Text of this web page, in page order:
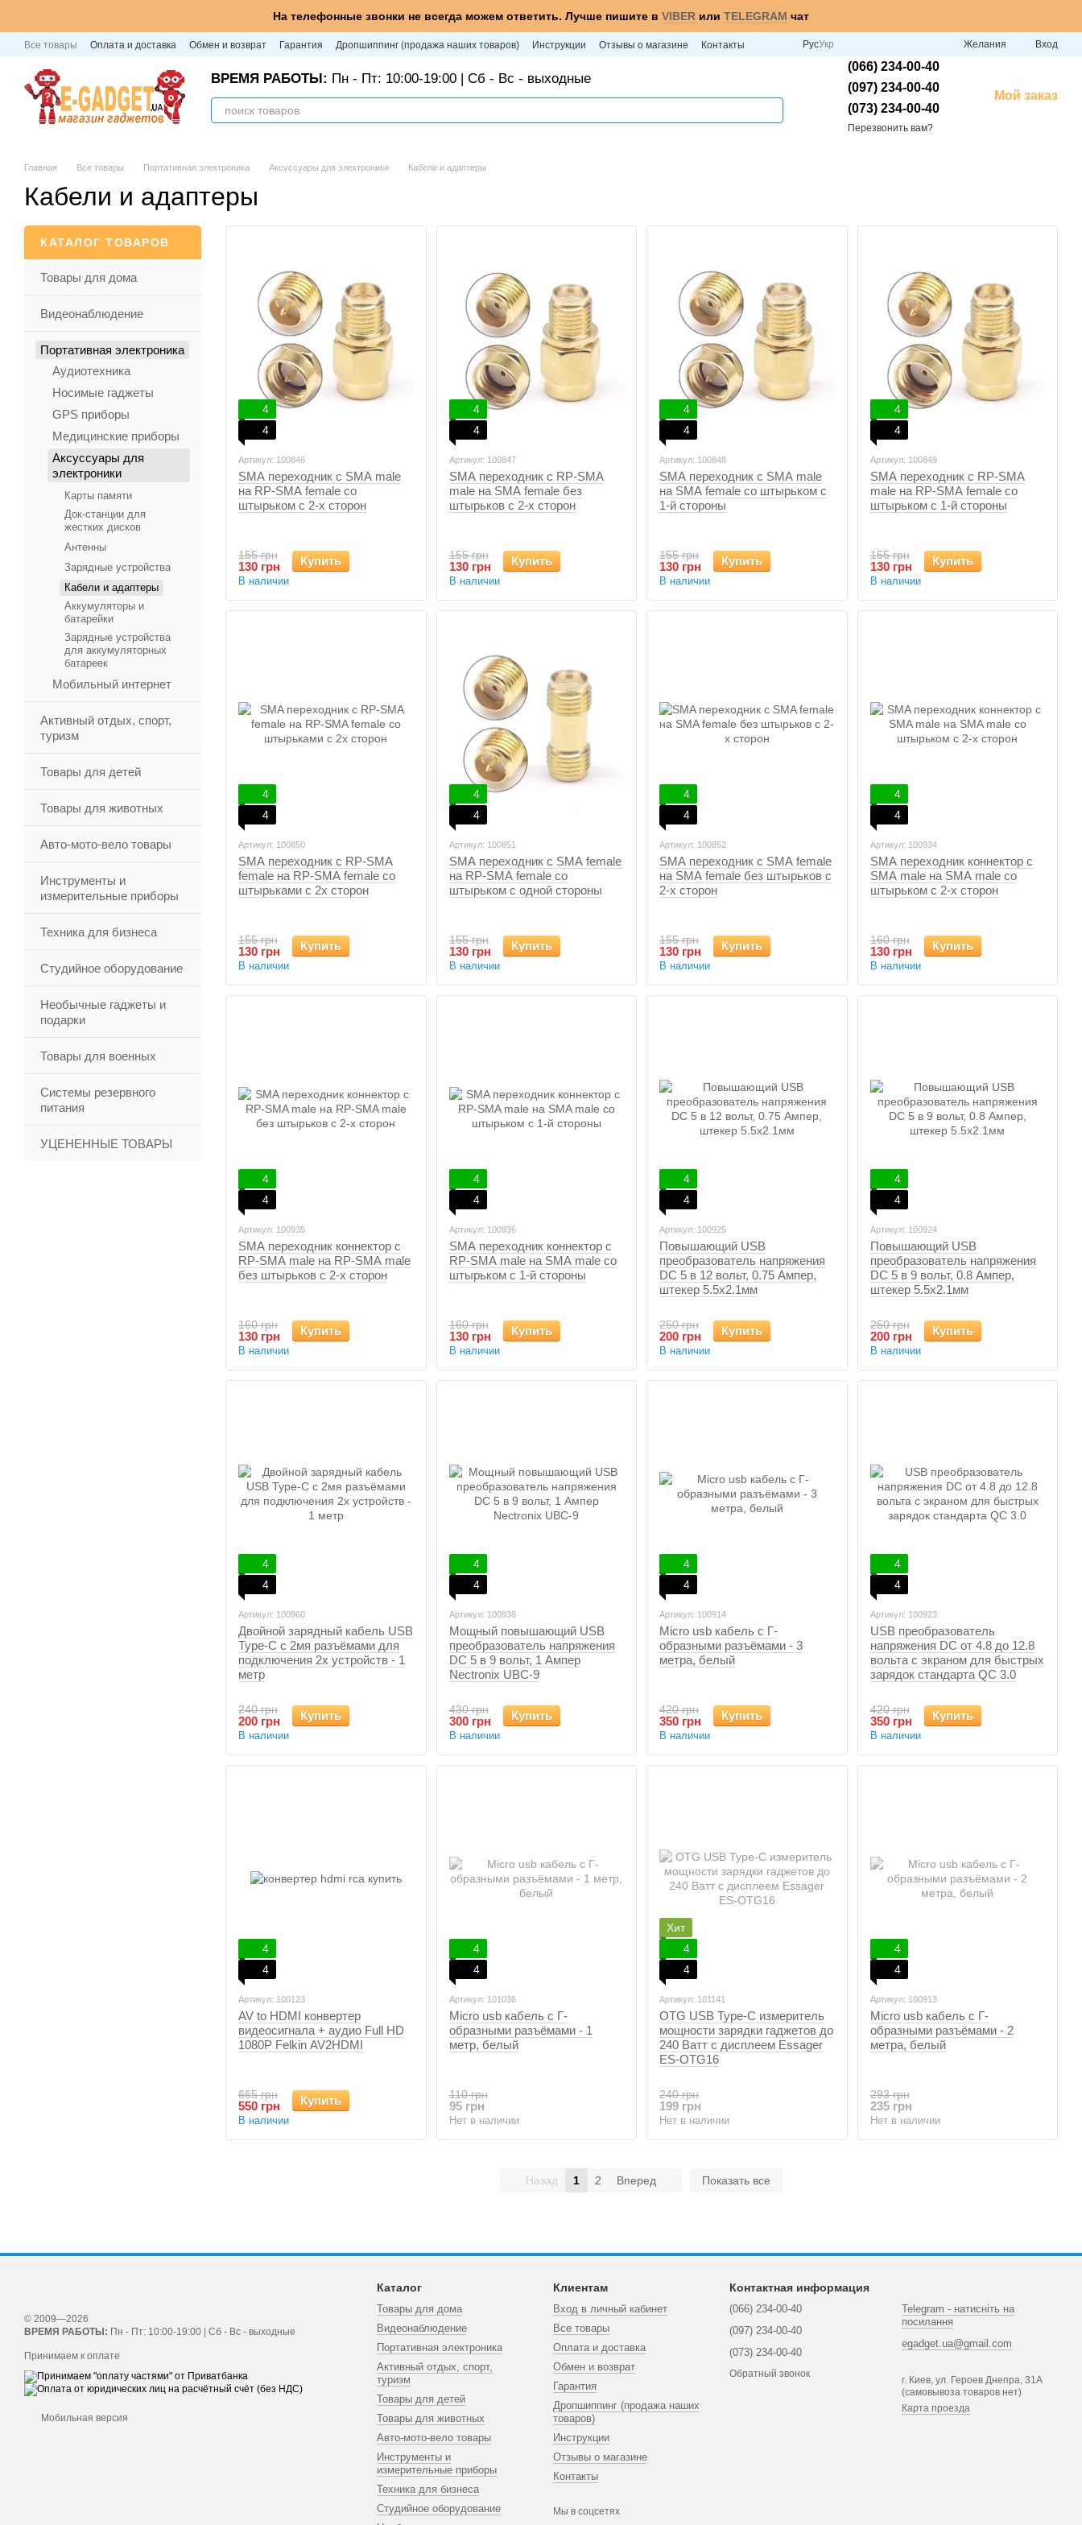
На телефонные звонки не всегда можем ответить. Лучше пишите в VIBER или TELEGRAM чат
Все товары Оплата и доставка Обмен и возврат Гарантия Дропшиппинг (продажа наших товаров) Инструкции Отзывы о магазине Контакты РусУкр Желания Вход
ВРЕМЯ РАБОТЫ: Пн - Пт: 10:00-19:00 | Сб - Вс - выходные
(066) 234-00-40
(097) 234-00-40
(073) 234-00-40
Перезвонить вам?
Мой заказ
Главная Все товары Портативная электроника Аксуссуары для электроники Кабели и адаптеры
Кабели и адаптеры
4
4
Артикул: 100846
SMA переходник с SMA male
на RP-SMA female со
штырьком с 2-х сторон
155 грн
130 грн Купить
В наличии
4
4
Артикул: 100847
SMA переходник с RP-SMA
male на SMA female без
штырьков с 2-х сторон
155 грн
130 грн Купить
В наличии
4
4
Артикул: 100848
SMA переходник с SMA male
на SMA female со штырьком с
1-й стороны
155 грн
130 грн Купить
В наличии
4
4
Артикул: 100849
SMA переходник с RP-SMA
male на RP-SMA female со
штырьком с 1-й стороны
155 грн
130 грн Купить
В наличии
4
4
Артикул: 100850
SMA переходник с RP-SMA
female на RP-SMA female со
штырьками с 2х сторон
155 грн
130 грн Купить
В наличии
4
4
Артикул: 100851
SMA переходник с SMA female
на RP-SMA female со
штырьком с одной стороны
155 грн
130 грн Купить
В наличии
4
4
Артикул: 100852
SMA переходник с SMA female
на SMA female без штырьков с
2-х сторон
155 грн
130 грн Купить
В наличии
4
4
Артикул: 100934
SMA переходник коннектор с
SMA male на SMA male со
штырьком с 2-х сторон
160 грн
130 грн Купить
В наличии
4
4
Артикул: 100935
SMA переходник коннектор с
RP-SMA male на RP-SMA male
без штырьков с 2-х сторон
160 грн
130 грн Купить
В наличии
4
4
Артикул: 100936
SMA переходник коннектор с
RP-SMA male на SMA male со
штырьком с 1-й стороны
160 грн
130 грн Купить
В наличии
4
4
Артикул: 100925
Повышающий USB
преобразователь напряжения
DC 5 в 12 вольт, 0.75 Ампер,
штекер 5.5x2.1мм
250 грн
200 грн Купить
В наличии
4
4
Артикул: 100924
Повышающий USB
преобразователь напряжения
DC 5 в 9 вольт, 0.8 Ампер,
штекер 5.5x2.1мм
250 грн
200 грн Купить
В наличии
4
4
Артикул: 100960
Двойной зарядный кабель USB
Type-C с 2мя разъёмами для
подключения 2х устройств - 1
метр
240 грн
200 грн Купить
В наличии
4
4
Артикул: 100938
Мощный повышающий USB
преобразователь напряжения
DC 5 в 9 вольт, 1 Ампер
Nectronix UBC-9
430 грн
300 грн Купить
В наличии
4
4
Артикул: 100914
Micro usb кабель c Г-
образными разъёмами - 3
метра, белый
420 грн
350 грн Купить
В наличии
4
4
Артикул: 100923
USB преобразователь
напряжения DC от 4.8 до 12.8
вольта с экраном для быстрых
зарядок стандарта QC 3.0
420 грн
350 грн Купить
В наличии
4
4
Артикул: 100123
AV to HDMI конвертер
видеосигнала + аудио Full HD
1080P Felkin AV2HDMI
665 грн
550 грн Купить
В наличии
4
4
Артикул: 101036
Micro usb кабель c Г-
образными разъёмами - 1
метр, белый
110 грн
95 грн
Нет в наличии
Хит
4
4
Артикул: 101141
OTG USB Type-C измеритель
мощности зарядки гаджетов до
240 Ватт c дисплеем Essager
ES-OTG16
240 грн
199 грн
Нет в наличии
4
4
Артикул: 100913
Micro usb кабель c Г-
образными разъёмами - 2
метра, белый
293 грн
235 грн
Нет в наличии
Назад 1 2 Вперед Показать все
КАТАЛОГ ТОВАРОВ
Товары для дома
Видеонаблюдение
Портативная электроника
Аудиотехника
Носимые гаджеты
GPS приборы
Медицинские приборы
Аксуссуары для
электроники
Карты памяти
Док-станции для
жестких дисков
Антенны
Зарядные устройства
Кабели и адаптеры
Аккумуляторы и
батарейки
Зарядные устройства
для аккумуляторных
батареек
Мобильный интернет
Активный отдых, спорт,
туризм
Товары для детей
Товары для животных
Авто-мото-вело товары
Инструменты и
измерительные приборы
Техника для бизнеса
Студийное оборудование
Необычные гаджеты и
подарки
Товары для военных
Системы резервного
питания
УЦЕНЕННЫЕ ТОВАРЫ
© 2009—2026
ВРЕМЯ РАБОТЫ: Пн - Пт: 10:00-19:00 | Сб - Вс - выходные
Принимаем к оплате
Мобильная версия
Каталог
Товары для дома
Видеонаблюдение
Портативная электроника
Активный отдых, спорт,
туризм
Товары для детей
Товары для животных
Авто-мото-вело товары
Инструменты и
измерительные приборы
Техника для бизнеса
Студийное оборудование
Клиентам
Вход в личный кабинет
Все товары
Оплата и доставка
Обмен и возврат
Гарантия
Дропшиппинг (продажа наших
товаров)
Инструкции
Отзывы о магазине
Контакты
Мы в соцсетях
Контактная информация
(066) 234-00-40
(097) 234-00-40
(073) 234-00-40
Обратный звонок
Telegram - натисніть на
посилання
egadget.ua@gmail.com
г. Киев, ул. Героев Днепра, 31А
(самовывоза товаров нет)
Карта проезда